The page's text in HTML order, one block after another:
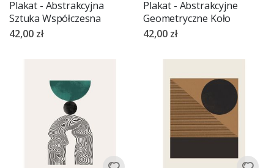
Plakat - Abstrakcyjna
Sztuka Współczesna
42,00 zł
Plakat - Abstrakcyjne
Geometryczne Koło
42,00 zł